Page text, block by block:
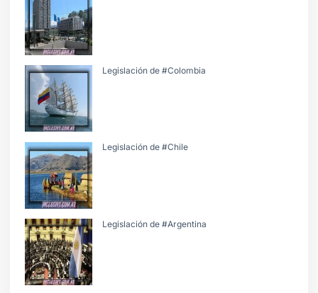
Legislación de #Colombia
Legislación de #Chile
Legislación de #Argentina